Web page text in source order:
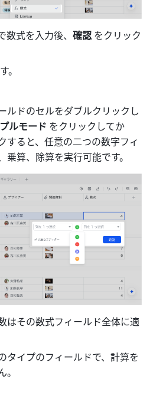
数式を入力後、確認 をクリック
。
ルドのセルをダブルクリックし
ルモード をクリックしてか
すると、任意の二つの数字フィ
算、除算を実行可能です。
はその数式フィールド全体に適
タイプのフィールドで、計算を